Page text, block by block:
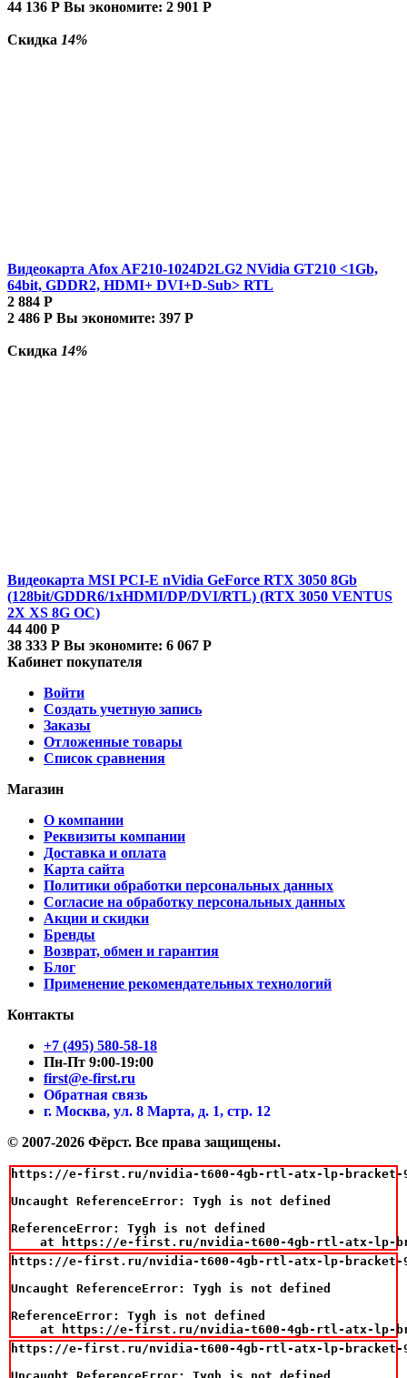
44 136 Р Вы экономите: 2 901 Р
Скидка 14%
Видеокарта Afox AF210-1024D2LG2 NVidia GT210 <1Gb,
64bit, GDDR2, HDMI+ DVI+D-Sub> RTL
2 884 Р
2 486 Р Вы экономите: 397 Р
Скидка 14%
Видеокарта MSI PCI-E nVidia GeForce RTX 3050 8Gb
(128bit/GDDR6/1xHDMI/DP/DVI/RTL) (RTX 3050 VENTUS
2X XS 8G OC)
44 400 Р
38 333 Р Вы экономите: 6 067 Р
Кабинет покупателя
Войти
Создать учетную запись
Заказы
Отложенные товары
Список сравнения
Магазин
О компании
Реквизиты компании
Доставка и оплата
Карта сайта
Политики обработки персональных данных
Согласие на обработку персональных данных
Акции и скидки
Бренды
Возврат, обмен и гарантия
Блог
Применение рекомендательных технологий
Контакты
+7 (495) 580-58-18
Пн-Пт 9:00-19:00
first@e-first.ru
Обратная связь
г. Москва, ул. 8 Марта, д. 1, стр. 12
© 2007-2026 Фёрст. Все права защищены.
https://e-first.ru/nvidia-t600-4gb-rtl-atx-lp-bracket-
Uncaught ReferenceError: Tygh is not defined
ReferenceError: Tygh is not defined
at https://e-first.ru/nvidia-t600-4gb-rtl-atx-lp-
https://e-first.ru/nvidia-t600-4gb-rtl-atx-lp-bracket-900-
Uncaught ReferenceError: Tygh is not defined
ReferenceError: Tygh is not defined
at https://e-first.ru/nvidia-t600-4gb-rtl-atx-lp-
https://e-first.ru/nvidia-t600-4gb-rtl-atx-lp-bracket-